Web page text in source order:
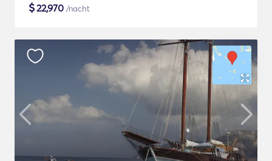
$22,970 /nacht